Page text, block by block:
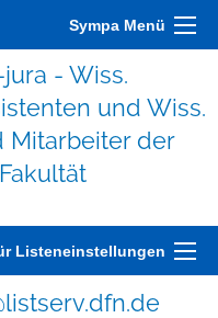
Sympa Menü
- Wiss.
und Wiss.
Mitarbeiter der
Listeneinstellungen